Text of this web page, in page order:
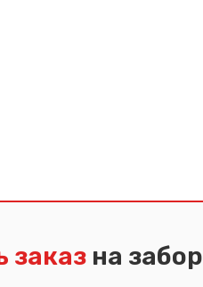
заказ на забор